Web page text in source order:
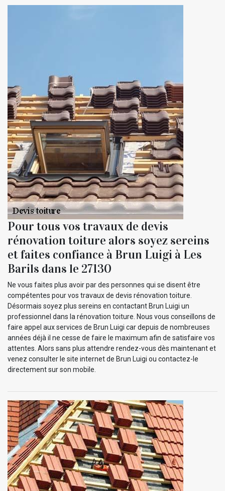
Pour tous vos travaux de devis
rénovation toiture alors soyez sereins
et faites confiance à Brun Luigi à Les
Barils dans le 27130
Ne vous faites plus avoir par des personnes qui se disent être
compétentes pour vos travaux de devis rénovation toiture.
Désormais soyez plus sereins en contactant Brun Luigi un
professionnel dans la rénovation toiture. Nous vous conseillons de
faire appel aux services de Brun Luigi car depuis de nombreuses
années déjà il ne cesse de faire le maximum afin de satisfaire vos
attentes. Alors sans plus attendre rendez-vous dès maintenant et
venez consulter le site internet de Brun Luigi ou contactez-le
directement sur son mobile.